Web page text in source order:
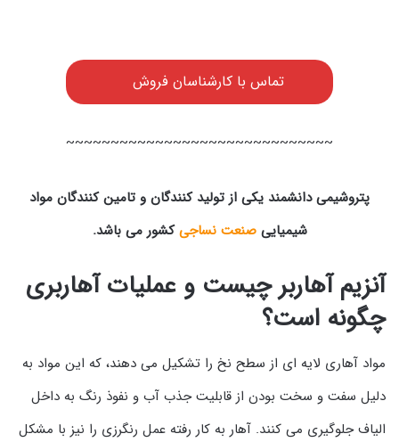
تماس با کارشناسان فروش
~~~~
~~~~~~~~~~~~~~~~~~~~~~~~~~
پتروشیمی دانشمند یکی از تولید کنندگان و تامین کنندگان مواد
شیمیاییصنعت نساجیکشور می باشد.
آنزیم آهاربر چیست و عملیات آهاربری
چگونه است؟
مواد آهاری لایه ای از سطح نخ را تشکیل می دهند، که این مواد به
دلیل سفت و سخت بودن از قابلیت جذب آب و نفوذ رنگ به داخل
الیاف جلوگیری می کنند. آهار به کار رفته عمل رنگرزی را نیز با مشکل